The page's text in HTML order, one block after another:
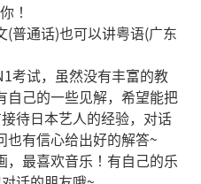
！
普通话)也可以讲粤语(广东
考试，虽然没有丰富的教
自己的一些见解，希望能把
待日本艺人的经验，对话
也有信心给出好的解答~
，最喜欢音乐！有自己的乐